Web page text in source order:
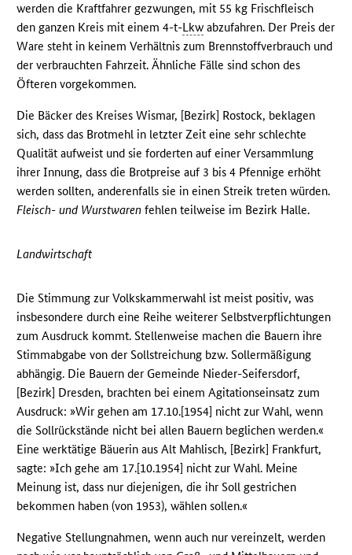
werden die Kraftfahrer gezwungen, mit 55 kg Frischfleisch
den ganzen Kreis mit einem 4-t-Lkw abzufahren. Der Preis der
Ware steht in keinem Verhältnis zum Brennstoffverbrauch und
der verbrauchten Fahrzeit. Ähnliche Fälle sind schon des
Öfteren vorgekommen.
Die Bäcker des Kreises Wismar, [Bezirk] Rostock, beklagen
sich, dass das Brotmehl in letzter Zeit eine sehr schlechte
Qualität aufweist und sie forderten auf einer Versammlung
ihrer Innung, dass die Brotpreise auf 3 bis 4 Pfennige erhöht
werden sollten, anderenfalls sie in einen Streik treten würden.
Fleisch- und Wurstwaren fehlen teilweise im Bezirk Halle.
Landwirtschaft
Die Stimmung zur Volkskammerwahl ist meist positiv, was
insbesondere durch eine Reihe weiterer Selbstverpflichtungen
zum Ausdruck kommt. Stellenweise machen die Bauern ihre
Stimmabgabe von der Sollstreichung bzw. Sollermäßigung
abhängig. Die Bauern der Gemeinde Nieder-Seifersdorf,
[Bezirk] Dresden, brachten bei einem Agitationseinsatz zum
Ausdruck: »Wir gehen am 17.10.[1954] nicht zur Wahl, wenn
die Sollrückstände nicht bei allen Bauern beglichen werden.«
Eine werktätige Bäuerin aus Alt Mahlisch, [Bezirk] Frankfurt,
sagte: »Ich gehe am 17.[10.1954] nicht zur Wahl. Meine
Meinung ist, dass nur diejenigen, die ihr Soll gestrichen
bekommen haben (von 1953), wählen sollen.«
Negative Stellungnahmen, wenn auch nur vereinzelt, werden